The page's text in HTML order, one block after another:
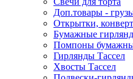
Доп.товары -
Открытки,
Бумажные
Помпоны
Гирлянды Тассел
Хвосты Тассел